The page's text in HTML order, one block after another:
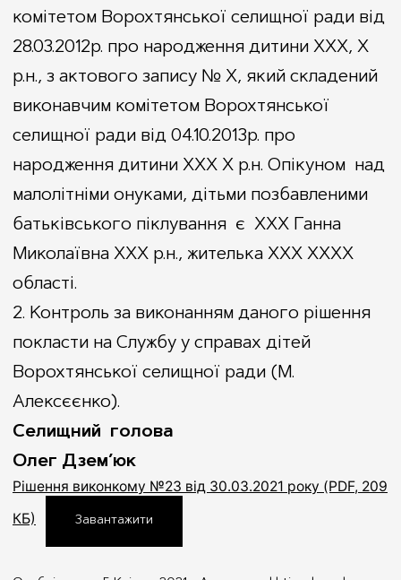
комітетом Ворохтянської селищної ради від
28.03.2012р. про народження дитини ХХХ, Х
р.н., з актового запису № Х, який складений
виконавчим комітетом Ворохтянської
селищної ради від 04.10.2013р. про
народження дитини ХХХ Х р.н. Опікуном над
малолітніми онуками, дітьми позбавленими
батьківського піклування є ХХХ Ганна
Миколаївна ХХХ р.н., жителька ХХХ ХХХХ
області.
2. Контроль за виконанням даного рішення
покласти на Службу у справах дітей
Ворохтянської селищної ради (М.
Алексєєнко).
Селищний голова
Олег Дзем’юк
Рішення виконкому №23 від 30.03.2021 року (PDF, 209
КБ)
Завантажити